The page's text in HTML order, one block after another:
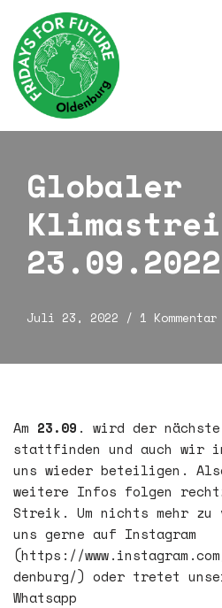
Zum
Inhalt
springen
Globaler
23.09.2022
Juli 23, 2022 1 Kommentar
Am 23.09 . wird der nächste
stattfinden und auch wir in
uns wieder beteiligen.
weitere Infos folgen
Streik. Um nichts mehr zu
uns gerne auf Instagram
(https://
denburg/) oder tretet
Whatsapp